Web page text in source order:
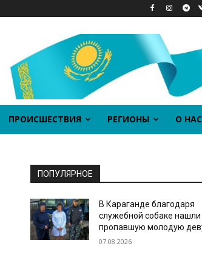
ПРОИСШЕСТВИЯ РЕГИОНЫ О НАС
ПОПУЛЯРНОЕ
В Караганде благодаря
служебной собаке нашли
пропавшую молодую
07.08.2026